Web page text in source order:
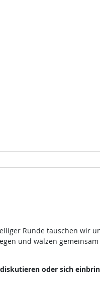
Runde tauschen wir
und wälzen
oder sich